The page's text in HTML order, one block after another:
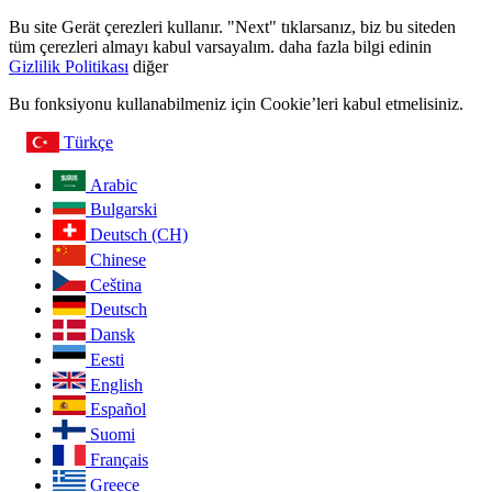
Bu site Gerät çerezleri kullanır. "Next" tıklarsanız, biz bu siteden
tüm çerezleri almayı kabul varsayalım. daha fazla bilgi edinin
Gizlilik Politikası diğer
Bu fonksiyonu kullanabilmeniz için Cookie’leri kabul etmelisiniz.
Türkçe
Arabic
Bulgarski
Deutsch (CH)
Chinese
Ceština
Deutsch
Dansk
Eesti
English
Español
Suomi
Français
Greece